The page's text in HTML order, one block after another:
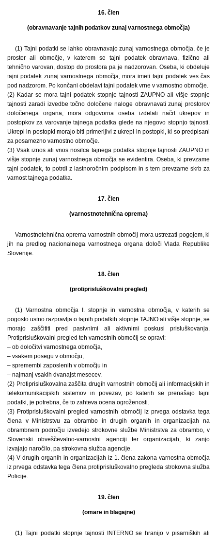
16. člen
(obravnavanje tajnih podatkov zunaj varnostnega območja)
(1) Tajni podatki se lahko obravnavajo zunaj varnostnega območja, če je
prostor ali območje, v katerem se tajni podatek obravnava, fizično ali
tehnično varovan, dostop do prostora pa je nadzorovan. Oseba, ki obdeluje
tajni podatek zunaj varnostnega območja, mora imeti tajni podatek ves čas
pod nadzorom. Po končani obdelavi tajni podatek vrne v varnostno območje.
(2) Kadar se mora tajni podatek stopnje tajnosti ZAUPNO ali višje stopnje
tajnosti zaradi izvedbe točno določene naloge obravnavati zunaj prostorov
določenega organa, mora odgovorna oseba izdelati načrt ukrepov in
postopkov za varovanje tajnega podatka glede na njegovo stopnjo tajnosti.
Ukrepi in postopki morajo biti primerljivi z ukrepi in postopki, ki so predpisani
za posamezno varnostno območje.
(3) Vsak iznos ali vnos nosilca tajnega podatka stopnje tajnosti ZAUPNO in
višje stopnje zunaj varnostnega območja se evidentira. Oseba, ki prevzame
tajni podatek, to potrdi z lastnoročnim podpisom in s tem prevzame skrb za
varnost tajnega podatka.
17. člen
(varnostnotehnična oprema)
Varnostnotehnična oprema varnostnih območij mora ustrezati pogojem, ki
jih na predlog nacionalnega varnostnega organa določi Vlada Republike
Slovenije.
18. člen
(protiprisluškovalni pregled)
(1) Varnostna območja I. stopnje in varnostna območja, v katerih se
pogosto ustno razpravlja o tajnih podatkih stopnje TAJNO ali višje stopnje, se
morajo zaščititi pred pasivnimi ali aktivnimi poskusi prisluškovanja.
Protiprisluškovalni pregled teh varnostnih območij se opravi:
– ob določitvi varnostnega območja,
– vsakem posegu v območju,
– spremembi zaposlenih v območju in
– najmanj vsakih dvanajst mesecev.
(2) Protiprisluškovalna zaščita drugih varnostnih območij ali informacijskih in
telekomunikacijskih sistemov in povezav, po katerih se prenašajo tajni
podatki, je potrebna, če to zahteva ocena ogroženosti.
(3) Protiprisluškovalni pregled varnostnih območij iz prvega odstavka tega
člena v Ministrstvu za obrambo in drugih organih in organizacijah na
obrambnem področju izvedejo strokovne službe Ministrstva za obrambo, v
Slovenski obveščevalno-varnostni agenciji ter organizacijah, ki zanjo
izvajajo naročilo, pa strokovna služba agencije.
(4) V drugih organih in organizacijah iz 1. člena zakona varnostna območja
iz prvega odstavka tega člena protiprisluškovalno pregleda strokovna služba
Policije.
19. člen
(omare in blagajne)
(1) Tajni podatki stopnje tajnosti INTERNO se hranijo v pisarniških ali